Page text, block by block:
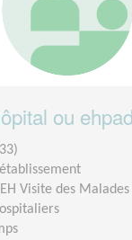
ou ehpad
Visite des Malades